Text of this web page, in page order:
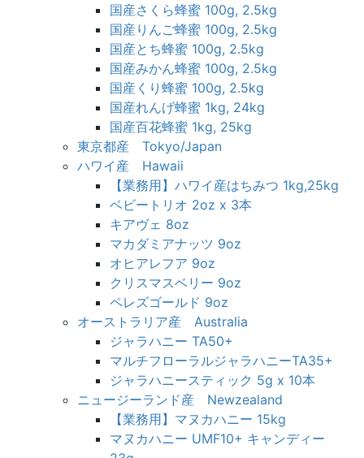
国産さくら蜂蜜 100g, 2.5kg
国産りんご蜂蜜 100g, 2.5kg
国産とち蜂蜜 100g, 2.5kg
国産みかん蜂蜜 100g, 2.5kg
国産くり蜂蜜 100g, 2.5kg
国産れんげ蜂蜜 1kg, 24kg
国産百花蜂蜜 1kg, 25kg
東京都産 Tokyo/Japan
ハワイ産 Hawaii
【業務用】ハワイ産はちみつ 1kg,25kg
ベビートリオ 2oz x 3本
キアヴェ 8oz
マカダミアナッツ 9oz
オヒアレフア 9oz
クリスマスベリー 9oz
ペレズゴールド 9oz
オーストラリア産 Australia
ジャラハニー TA50+
マルチフローラルジャラハニーTA35+
ジャラハニースティック 5g x 10本
ニュージーランド産 Newzealand
【業務用】マヌカハニー 15kg
マヌカハニー UMF10+ キャンディー